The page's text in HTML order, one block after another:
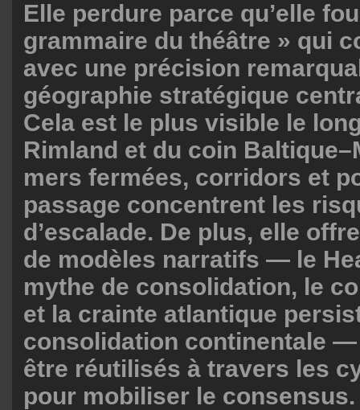
Elle perdure parce qu’elle
grammaire du théâtre » qui
avec une précision
géographie stratégique
Cela est le plus visible le
Rimland et du coin
mers fermées, corridors et
passage concentrent les
d’escalade. De plus, elle
de modèles narratifs — le
mythe de consolidation, le
et la crainte atlantique
consolidation continentale
être réutilisés à travers les
pour mobiliser le consensus.